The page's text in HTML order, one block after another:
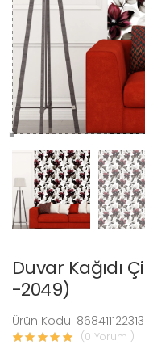
Duvar Kağıdı
-2049)
Ürün Kodu:
(0 Yorum )